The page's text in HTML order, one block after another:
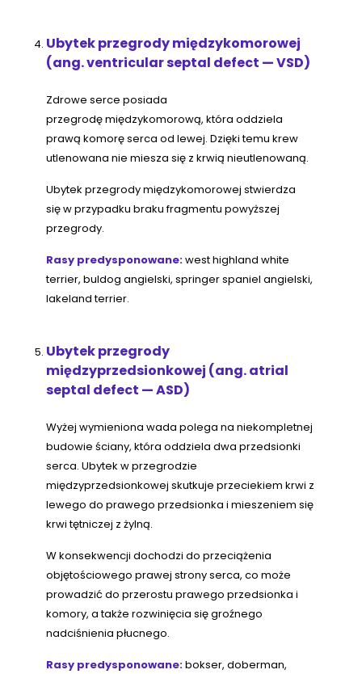
Ubytek przegrody międzykomorowej
(ang. ventricular septal defect — VSD)
Zdrowe serce posiada
przegrodę międzykomorową, która oddziela
prawą komorę serca od lewej. Dzięki temu krew
utlenowana nie miesza się z krwią nieutlenowaną.
Ubytek przegrody międzykomorowej stwierdza
się w przypadku braku fragmentu powyższej
przegrody.
Rasy predysponowane:west highland white
terrier, buldog angielski, springer spaniel angielski,
lakeland terrier.
Ubytek przegrody
międzyprzedsionkowej (ang. atrial
septal defect — ASD)
Wyżej wymieniona wada polega na niekompletnej
budowie ściany, która oddziela dwa przedsionki
serca. Ubytek w przegrodzie
międzyprzedsionkowej skutkuje przeciekiem krwi z
lewego do prawego przedsionka i mieszeniem się
krwi tętniczej z żylną.
W konsekwencji dochodzi do przeciążenia
objętościowego prawej strony serca, co może
prowadzić do przerostu prawego przedsionka i
komory, a także rozwinięcia się groźnego
nadciśnienia płucnego.
Rasy predysponowane:bokser, doberman,